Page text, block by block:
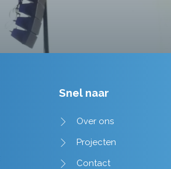
Snel naar
Over ons
Projecten
Contact